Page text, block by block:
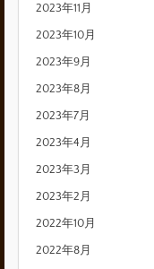
2023年11月
2023年10月
2023年9月
2023年8月
2023年7月
2023年4月
2023年3月
2023年2月
2022年10月
2022年8月